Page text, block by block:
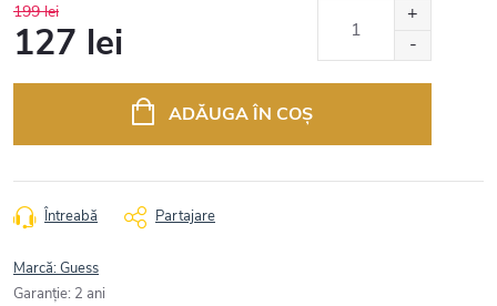
199 lei
127 lei
ADĂUGA ÎN COŞ
Întreabă Partajare
Marcă:Guess
Garanţie: 2 ani